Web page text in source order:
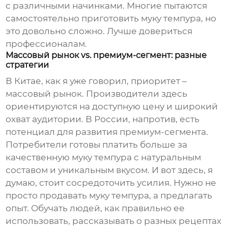
с различными начинками. Многие пытаются
самостоятельно приготовить муку темпура, но
это довольно сложно. Лучше довериться
профессионалам.
Массовый рынок vs. премиум-сегмент: разные
стратегии
В Китае, как я уже говорил, приоритет –
массовый рынок. Производители здесь
ориентируются на доступную цену и широкий
охват аудитории. В России, напротив, есть
потенциал для развития премиум-сегмента.
Потребители готовы платить больше за
качественную муку темпура с натуральным
составом и уникальным вкусом. И вот здесь, я
думаю, стоит сосредоточить усилия. Нужно не
просто продавать муку темпура, а предлагать
опыт. Обучать людей, как правильно ее
использовать, рассказывать о разных рецептах